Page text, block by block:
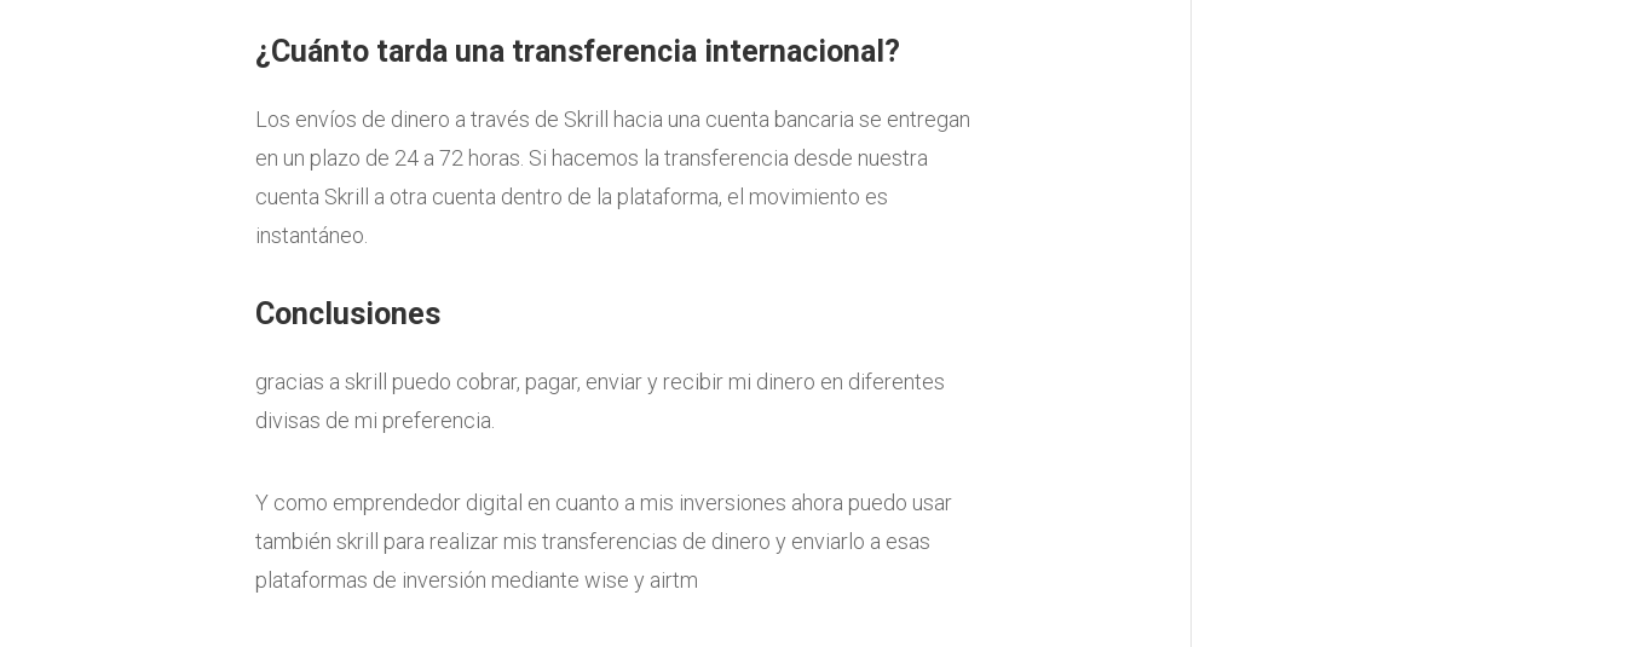
¿Cuánto tarda una transferencia internacional?
Los envíos de dinero a través de Skrill hacia una cuenta bancaria se entregan
en un plazo de 24 a 72 horas. Si hacemos la transferencia desde nuestra
cuenta Skrill a otra cuenta dentro de la plataforma, el movimiento es
instantáneo.
Conclusiones
gracias a skrill puedo cobrar, pagar, enviar y recibir mi dinero en diferentes
divisas de mi preferencia.
Y como emprendedor digital en cuanto a mis inversiones ahora puedo usar
también skrill para realizar mis transferencias de dinero y enviarlo a esas
plataformas de inversión mediante wise y airtm